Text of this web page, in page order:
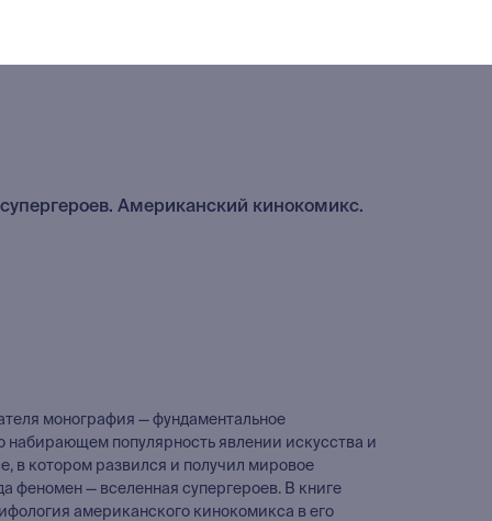
Американский кинокомикс.
монография — фундаментальное
набирающем популярность явлении искусства и
в котором развился и получил мировое
феномен — вселенная супергероев. В книге
американского кинокомикса в его